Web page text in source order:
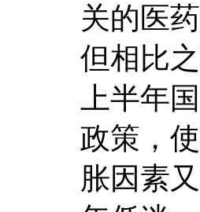
关的医
但相比
上半年
政策，
胀因素